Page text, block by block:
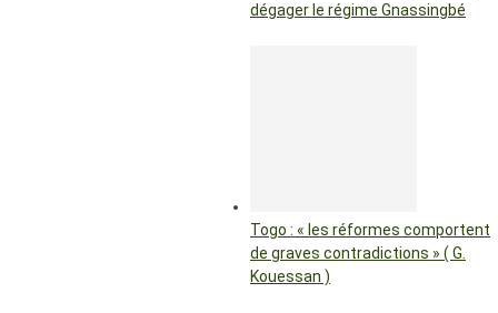
dégager le régime Gnassingbé
Togo : « les réformes comportent
de graves contradictions » ( G.
Kouessan )